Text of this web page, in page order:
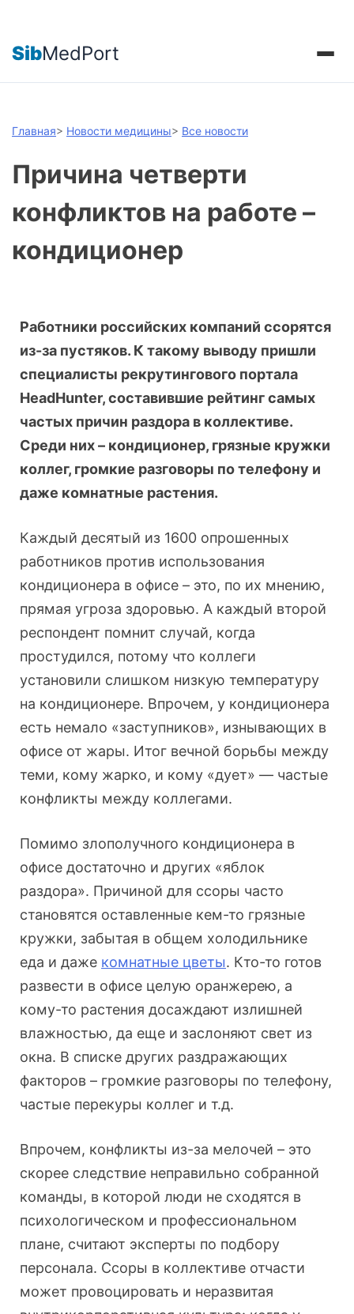
SibMedPort
Главная> Новости медицины> Все новости
Причина четверти
конфликтов на работе –
кондиционер
Работники российских компаний ссорятся
из-за пустяков. К такому выводу пришли
специалисты рекрутингового портала
HeadHunter, составившие рейтинг самых
частых причин раздора в коллективе.
Среди них – кондиционер, грязные кружки
коллег, громкие разговоры по телефону и
даже комнатные растения.
Каждый десятый из 1600 опрошенных
работников против использования
кондиционера в офисе – это, по их мнению,
прямая угроза здоровью. А каждый второй
респондент помнит случай, когда
простудился, потому что коллеги
установили слишком низкую температуру
на кондиционере. Впрочем, у кондиционера
есть немало «заступников», изнывающих в
офисе от жары. Итог вечной борьбы между
теми, кому жарко, и кому «дует» — частые
конфликты между коллегами.
Помимо злополучного кондиционера в
офисе достаточно и других «яблок
раздора». Причиной для ссоры часто
становятся оставленные кем-то грязные
кружки, забытая в общем холодильнике
еда и даже комнатные цветы. Кто-то готов
развести в офисе целую оранжерею, а
кому-то растения досаждают излишней
влажностью, да еще и заслоняют свет из
окна. В списке других раздражающих
факторов – громкие разговоры по телефону,
частые перекуры коллег и т.д.
Впрочем, конфликты из-за мелочей – это
скорее следствие неправильно собранной
команды, в которой люди не сходятся в
психологическом и профессиональном
плане, считают эксперты по подбору
персонала. Ссоры в коллективе отчасти
может провоцировать и неразвитая